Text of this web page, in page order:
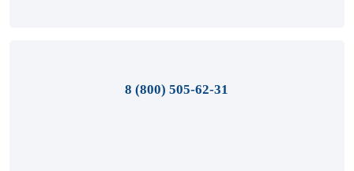
8 (800) 505-62-31